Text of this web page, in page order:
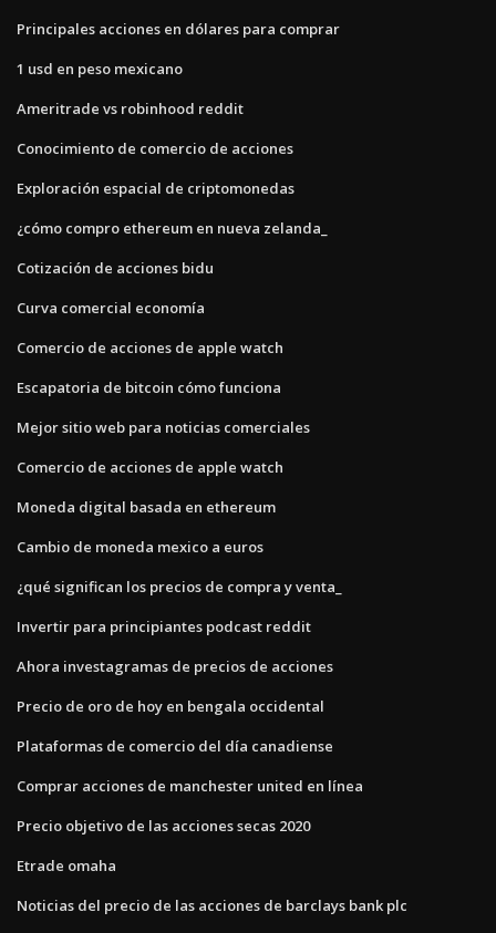
Principales acciones en dólares para comprar
1 usd en peso mexicano
Ameritrade vs robinhood reddit
Conocimiento de comercio de acciones
Exploración espacial de criptomonedas
¿cómo compro ethereum en nueva zelanda_
Cotización de acciones bidu
Curva comercial economía
Comercio de acciones de apple watch
Escapatoria de bitcoin cómo funciona
Mejor sitio web para noticias comerciales
Comercio de acciones de apple watch
Moneda digital basada en ethereum
Cambio de moneda mexico a euros
¿qué significan los precios de compra y venta_
Invertir para principiantes podcast reddit
Ahora investagramas de precios de acciones
Precio de oro de hoy en bengala occidental
Plataformas de comercio del día canadiense
Comprar acciones de manchester united en línea
Precio objetivo de las acciones secas 2020
Etrade omaha
Noticias del precio de las acciones de barclays bank plc